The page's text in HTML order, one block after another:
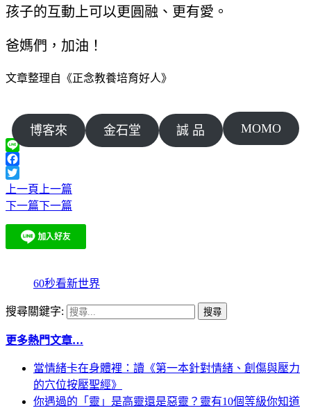
孩子的互動上可以更圓融、更有愛。
爸媽們，加油！
文章整理自《正念教養培育好人》
博客來 金石堂 誠 品 MOMO
Line
Facebook
Twitter
上一頁 上一篇
下一篇下一篇
60秒看新世界
搜尋關鍵字:
更多熱門文章…
當情緒卡在身體裡：讀《第一本針對情緒、創傷與壓力
的穴位按壓聖經》
你遇過的「靈」是高靈還是惡靈？靈有10個等級你知道